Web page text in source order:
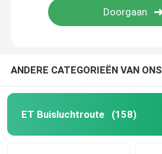
ANDERE CATEGORIEËN VAN ONS
ET Buisluchtroute (158)